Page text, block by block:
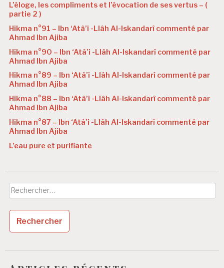
L’éloge, les compliments et l’évocation de ses vertus – (
partie 2 )
Hikma n°91 – Ibn ‘Atâ’i -Llâh Al-Iskandarî commenté par
Ahmad Ibn Ajiba
Hikma n°90 – Ibn ‘Atâ’i -Llâh Al-Iskandarî commenté par
Ahmad Ibn Ajiba
Hikma n°89 – Ibn ‘Atâ’i -Llâh Al-Iskandarî commenté par
Ahmad Ibn Ajiba
Hikma n°88 – Ibn ‘Atâ’i -Llâh Al-Iskandarî commenté par
Ahmad Ibn Ajiba
Hikma n°87 – Ibn ‘Atâ’i -Llâh Al-Iskandarî commenté par
Ahmad Ibn Ajiba
L’eau pure et purifiante
Rechercher :